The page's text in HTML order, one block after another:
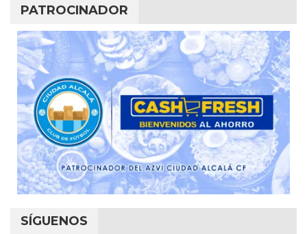
PATROCINADOR
SÍGUENOS